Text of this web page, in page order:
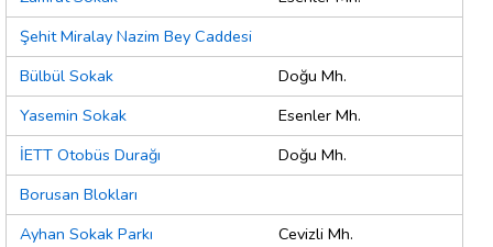
Şehit Miralay Nazim Bey Caddesi
Bülbül Sokak
Doğu Mh.
Yasemin Sokak
Esenler Mh.
İETT Otobüs Durağı
Doğu Mh.
Borusan Blokları
Ayhan Sokak Parkı
Cevizli Mh.